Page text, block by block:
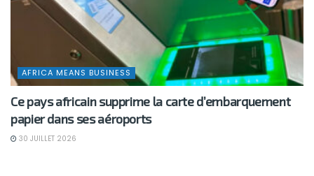
AFRICA MEANS BUSINESS
Ce pays africain supprime la carte d’embarquement
papier dans ses aéroports
30 JUILLET 2026